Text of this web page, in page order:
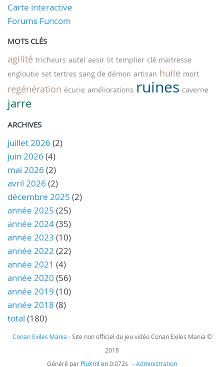
Carte interactive
Forums Funcom
MOTS CLÉS
agilité tricheurs autel aesir lit templier clé maitresse
engloutie set tertres sang de démon artisan huile mort
regénération écurie améliorations ruines caverne
jarre
ARCHIVES
juillet 2026 (2)
juin 2026 (4)
mai 2026 (2)
avril 2026 (2)
décembre 2025 (2)
année 2025 (25)
année 2024(35)
année 2023 (10)
année 2022 (22)
année 2021 (4)
année 2020 (56)
année 2019 (10)
année 2018 (8)
total (180)
Conan Exiles Mania - Site non officiel du jeu vidéo Conan Exiles Mania ©
2018
Généré par PluXml en 0.072s -Administration